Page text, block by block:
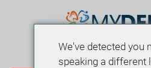
MENÚ
We've detected you
speaking a different